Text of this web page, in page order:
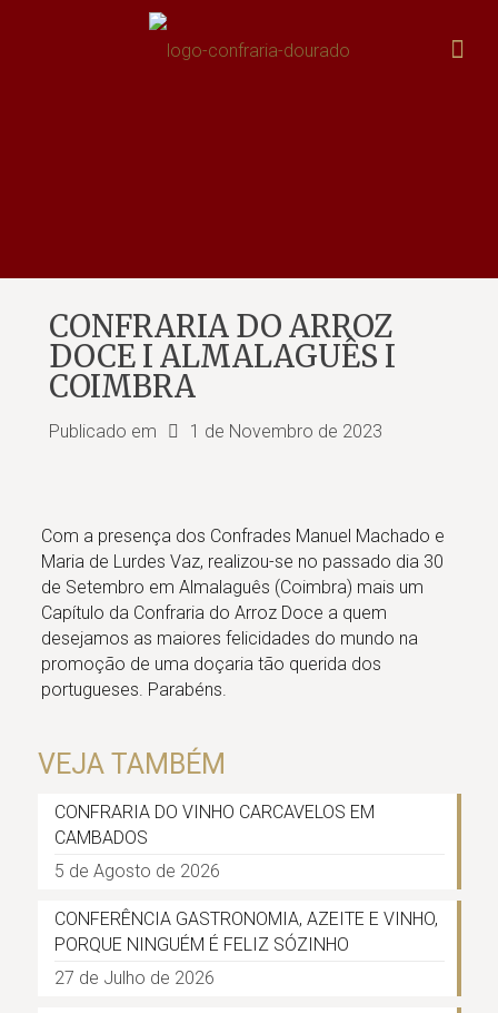
CONFRARIA DO ARROZ
DOCE I ALMALAGUÊS I
COIMBRA
Publicado em 1 de Novembro de 2023
Com a presença dos Confrades Manuel Machado e
Maria de Lurdes Vaz, realizou-se no passado dia 30
de Setembro em Almalaguês (Coimbra) mais um
Capítulo da Confraria do Arroz Doce a quem
desejamos as maiores felicidades do mundo na
promoção de uma doçaria tão querida dos
portugueses. Parabéns.
VEJA TAMBÉM
CONFRARIA DO VINHO CARCAVELOS EM
CAMBADOS
5 de Agosto de 2026
CONFERÊNCIA GASTRONOMIA, AZEITE E VINHO,
PORQUE NINGUÉM É FELIZ SÓZINHO
27 de Julho de 2026